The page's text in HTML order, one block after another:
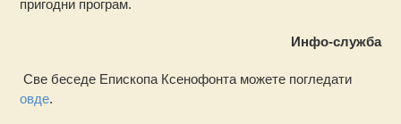
пригодни програм.
Инфо-служба
Све беседе Епископа Ксенофонта можете погледати
овде.